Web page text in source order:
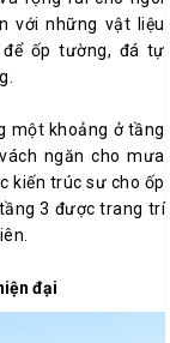
với những vật liệu
ốp tường, đá tự
một khoảng ở tầng
ngăn cho mưa
kiến trúc sư cho ốp
3 được trang trí
đại